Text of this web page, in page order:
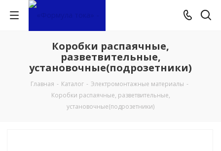
Коробки распаячные,
разветвительные,
установочные(подрозетники)
Главная - Каталог - Электромонтажные материалы -
Коробки распаячные, разветвительные,
установочные(подрозетники)